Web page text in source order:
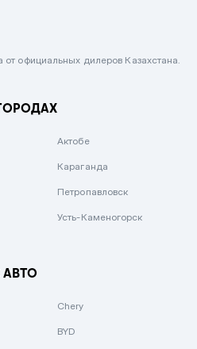
от официальных дилеров Казахстана.
Актобе
Караганда
Петропавловск
Усть-Каменогорск
Chery
BYD